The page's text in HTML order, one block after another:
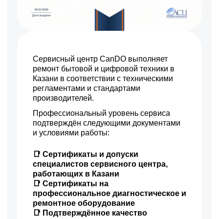
Сервисный центр CanDO выполняет
ремонт бытовой и цифровой техники в
Казани в соответствии с техническими
регламентами и стандартами
производителей.
Профессиональный уровень сервиса
подтверждён следующими документами
и условиями работы:
📑 Сертификаты и допуски
специалистов сервисного центра,
работающих в Казани
📑 Сертификаты на
профессиональное диагностическое и
ремонтное оборудование
📑 Подтверждённое качество